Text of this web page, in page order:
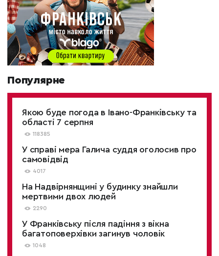
Популярне
Якою буде погода в Івано-Франківську та
області 7 серпня
118385
У справі мера Галича суддя оголосив про
самовідвід
4017
На Надвірнянщині у будинку знайшли
мертвими двох людей
2290
У Франківську після падіння з вікна
багатоповерхівки загинув чоловік
1048